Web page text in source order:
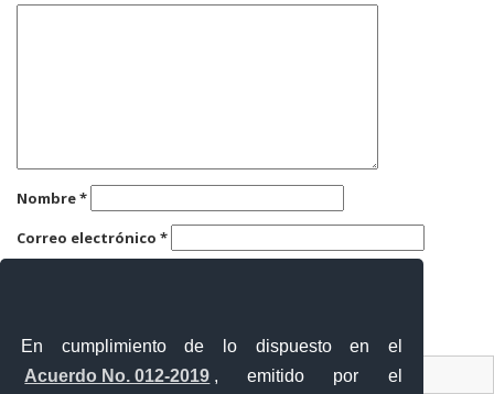
En cumplimiento de lo dispuesto en el
Acuerdo No. 012-2019 , emitido por el
Nombre*
Correo electrónico *
Contacto Ciudadano